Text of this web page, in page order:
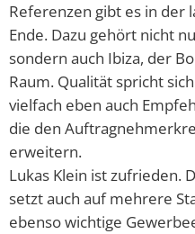
Referenzen gibt es in der
Ende. Dazu gehört nicht
sondern auch Ibiza, der
Raum. Qualität spricht
vielfach eben auch
die den
erweitern.
Lukas Klein ist zufrieden.
setzt auch auf mehrere
ebenso wichtige